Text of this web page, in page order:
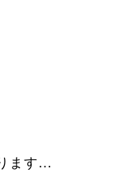
ます…